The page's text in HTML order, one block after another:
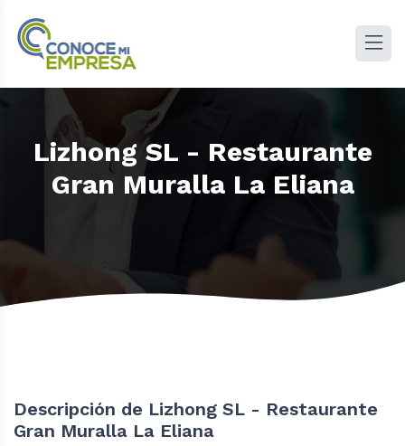
Lizhong SL - Restaurante
Gran Muralla La Eliana
Descripción de Lizhong SL - Restaurante
Gran Muralla La Eliana